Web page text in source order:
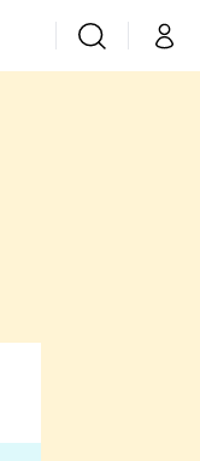
VyhledáváníMůj